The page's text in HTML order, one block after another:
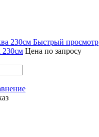
Быстрый просмотр
Цена по запросу